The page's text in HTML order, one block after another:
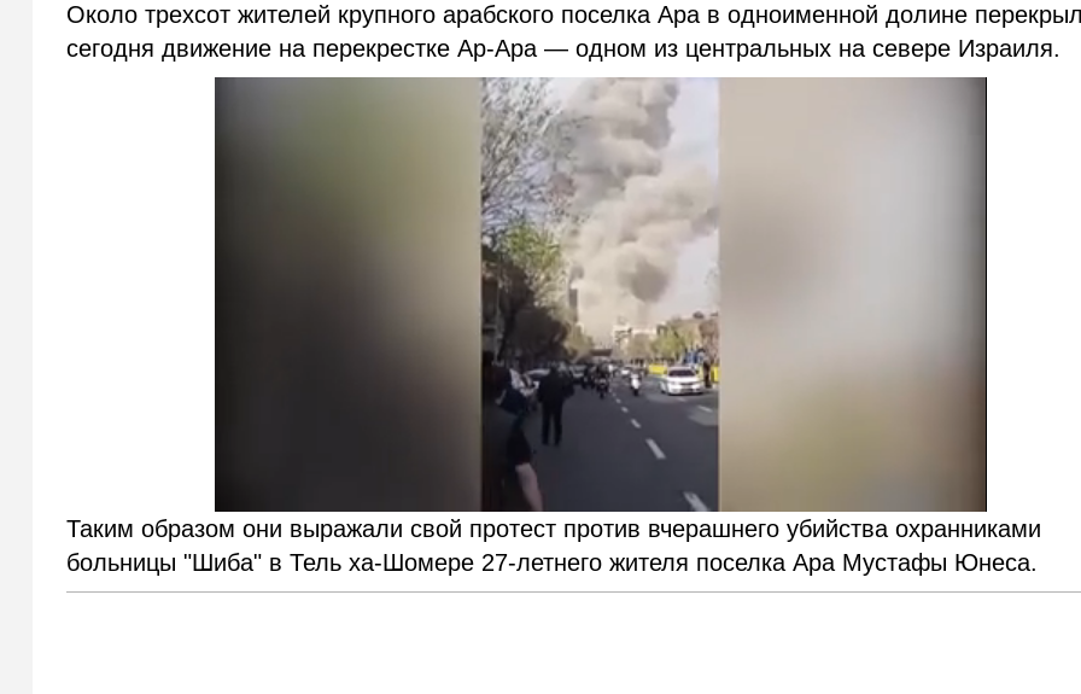
Около трехсот жителей крупного арабского поселка Ара в одноименной долине
сегодня движение на перекрестке Ар-Ара — одном из центральных на севере Израиля.
Таким образом они выражали свой протест против вчерашнего убийства охранниками
больницы "Шиба" в Тель ха-Шомере 27-летнего жителя поселка Ара Мустафы Юнеса.